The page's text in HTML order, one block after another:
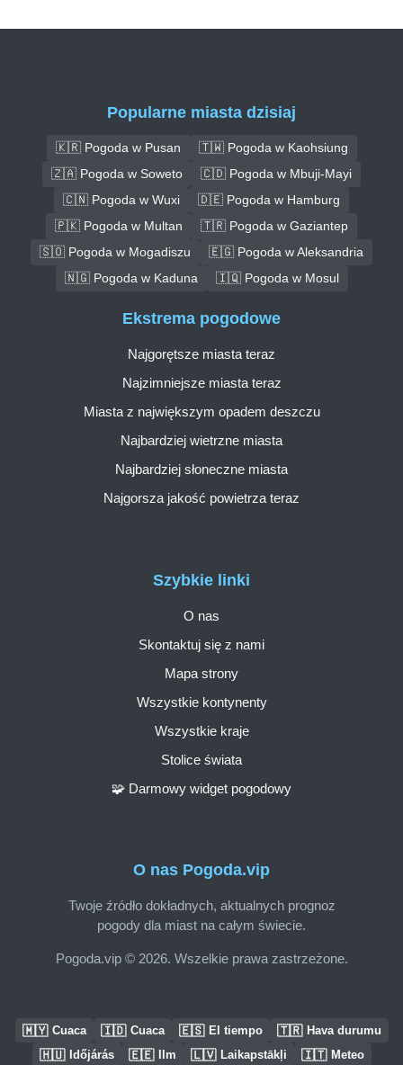
Popularne miasta dzisiaj
🇰🇷 Pogoda w Pusan
🇹🇼 Pogoda w Kaohsiung
🇿🇦 Pogoda w Soweto
🇨🇩 Pogoda w Mbuji-Mayi
🇨🇳 Pogoda w Wuxi
🇩🇪 Pogoda w Hamburg
🇵🇰 Pogoda w Multan
🇹🇷 Pogoda w Gaziantep
🇸🇴 Pogoda w Mogadiszu
🇪🇬 Pogoda w Aleksandria
🇳🇬 Pogoda w Kaduna
🇮🇶 Pogoda w Mosul
O nas Pogoda.vip
Twoje źródło dokładnych, aktualnych prognoz
pogody dla miast na całym świecie.
Pogoda.vip © 2026. Wszelkie prawa zastrzeżone.
Szybkie linki
O nas
Skontaktuj się z nami
Mapa strony
Wszystkie kontynenty
Wszystkie kraje
Stolice świata
🧩 Darmowy widget pogodowy
Ekstrema pogodowe
Najgorętsze miasta teraz
Najzimniejsze miasta teraz
Miasta z największym opadem deszczu
Najbardziej wietrzne miasta
Najbardziej słoneczne miasta
Najgorsza jakość powietrza teraz
🇲🇾 Cuaca 🇮🇩 Cuaca 🇪🇸 El tiempo 🇹🇷 Hava durumu
🇭🇺 Időjárás 🇪🇪 Ilm 🇱🇻 Laikapstākļi 🇮🇹 Meteo